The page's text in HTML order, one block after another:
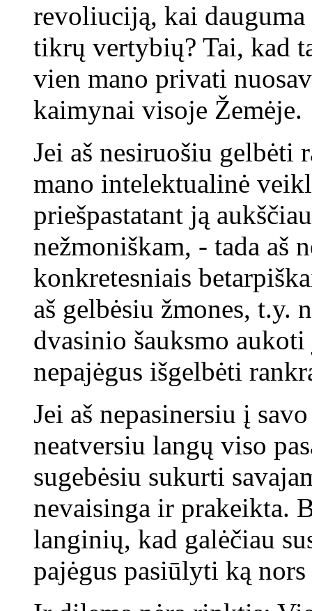
revoliuciją, kai
tikrų vertybių? Tai, kad
vien mano privati
kaimynai visoje Žemėje.
Jei aš nesiruošiu gelbėti
mano intelektualinė
priešpastatant ją
nežmoniškam, - tada aš
konkretesniais
aš gelbėsiu žmones, t.y.
dvasinio šauksmo
nepajėgus išgelbėti
Jei aš nepasinersiu į
neatversiu langų viso
sugebėsiu sukurti
nevaisinga ir prakeikta.
langinių, kad galėčiau
pajėgus pasiūlyti ką